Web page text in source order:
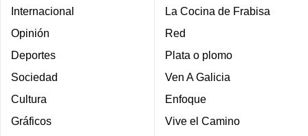
Internacional
Opinión
Deportes
Sociedad
Cultura
Gráficos
La Cocina de Frabisa
Red
Plata o plomo
Ven A Galicia
Enfoque
Vive el Camino